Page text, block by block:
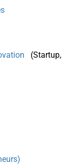
(Startup,